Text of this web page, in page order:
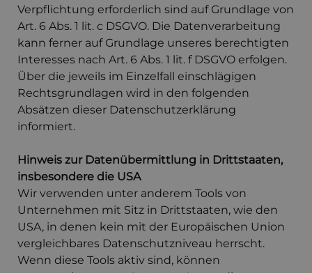
Verpflichtung erforderlich sind auf Grundlage von
Art. 6 Abs. 1 lit. c DSGVO. Die Datenverarbeitung
kann ferner auf Grundlage unseres berechtigten
Interesses nach Art. 6 Abs. 1 lit. f DSGVO erfolgen.
Über die jeweils im Einzelfall einschlägigen
Rechtsgrundlagen wird in den folgenden
Absätzen dieser Datenschutzerklärung
informiert.
Hinweis zur Datenübermittlung in Drittstaaten,
insbesondere die USA
Wir verwenden unter anderem Tools von
Unternehmen mit Sitz in Drittstaaten, wie den
USA, in denen kein mit der Europäischen Union
vergleichbares Datenschutzniveau herrscht.
Wenn diese Tools aktiv sind, können